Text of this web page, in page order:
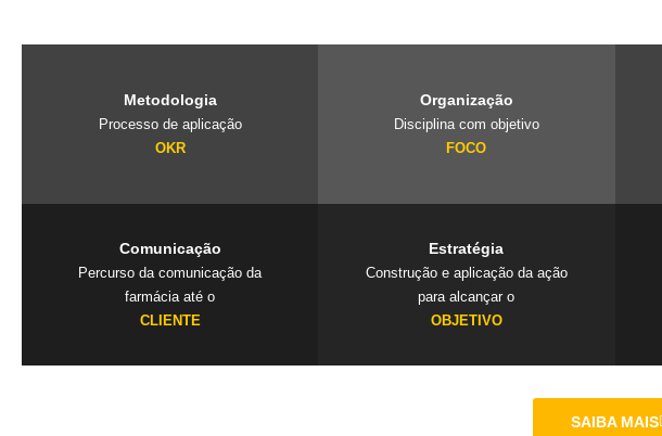
Metodologia
Processo de aplicação
OKR
Organização
Disciplina com objetivo
FOCO
Comunicação
Percurso da comunicação da
farmácia até o
CLIENTE
Estratégia
Construção e aplicação da ação
para alcançar o
OBJETIVO
SAIBA MAIS